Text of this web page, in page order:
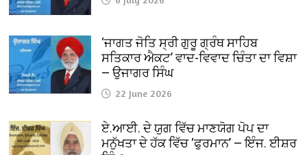
‘ਜਾਗਤ ਜੋਤਿ ਸ੍ਰੀ ਗੁਰੂ ਗ੍ਰੰਥ ਸਾਹਿਬ
ਸਤਿਕਾਰ ਐਕਟ’ ਵਾਦ-ਵਿਵਾਦ ਚਿੰਤਾ ਦਾ ਵਿਸ਼ਾ
— ਉਜਾਗਰ ਸਿੰਘ
22 June 2026
ਏ.ਆਈ. ਦੇ ਯੁਗ ਵਿੱਚ ਮਾਣਯੋਗ ਪੋਪ ਦਾ
ਮਨੁੱਖਤਾ ਦੇ ਹੱਕ ਵਿੱਚ ‘ਫੁਰਮਾਨ’ — ਇੰਜ. ਈਸ਼ਰ